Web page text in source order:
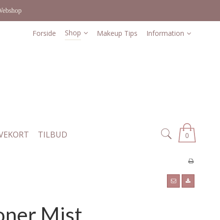
Forside Shop Makeup Tips Information
0
TILBUD
Mist